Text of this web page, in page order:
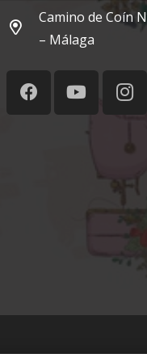
Camino de Coín
– Málaga